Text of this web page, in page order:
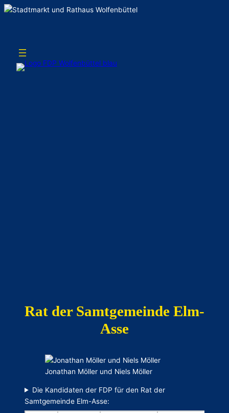
Rat der Samtgemeinde Elm-
Asse
Jonathan Möller und Niels Möller
Die Kandidaten der FDP für den Rat der
Samtgemeinde Elm-Asse: